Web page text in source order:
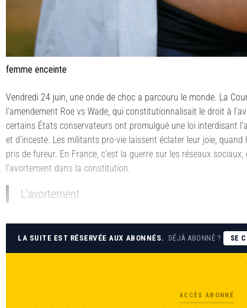
femme enceinte
Vendredi 24 juin, une onde de choc a parcouru le monde. La
l’amendement Roe vs Wade, qui constitutionnalisait le droit à
certains États conservateurs ont promulgué une loi interdisant
et d’inceste. Les militants pro-vie laissent éclater leur joie,
pris de fureur. En France, c’est la guerre sur les réseaux
l’avortement dans la constitution.
L’avortement
LA SUITE EST RÉSERVÉE AUX ABONNÉS. DÉJÀ ABONNÉ ? SE
ACCÈS ABONNÉ